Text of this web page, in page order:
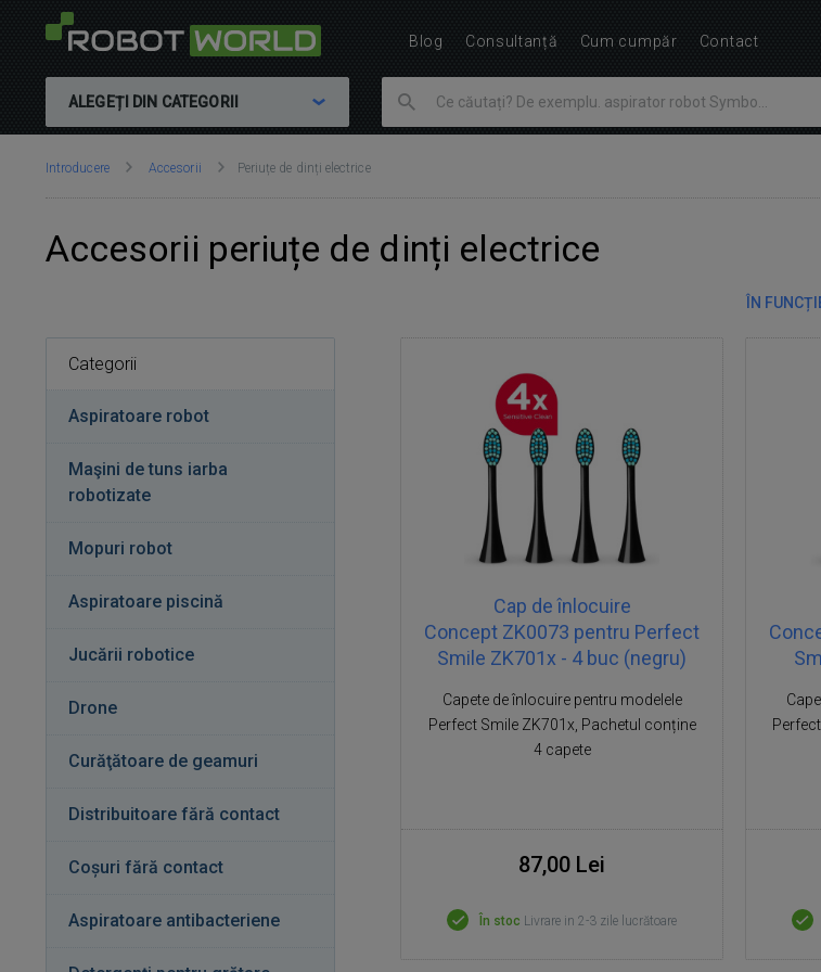
ALEGEȚI DIN CATEGORII
Vă
Introducere Accesorii Periuțe de dinți electrice
Accesorii periuțe de dinți electrice
ÎN
Cap de înlocuire
Concept ZK0073 pentru Perfect
Smile ZK701x - 4 buc (negru)
Capete de înlocuire pentru modelele
Perfect Smile ZK701x, Pachetul conține
4 capete
87,00 Lei
În stoc Livrare in 2-3 zile lucrătoare
Categorii
Aspiratoare robot
Maşini de tuns iarba
robotizate
Mopuri robot
Aspiratoare piscină
Jucării robotice
Drone
Curăţătoare de geamuri
Distribuitoare fără contact
Coșuri fără contact
Aspiratoare antibacteriene
Blog Consultanță Cum cumpăr Contact